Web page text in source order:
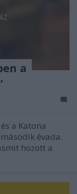
a
a Katona
évada.
hozott a